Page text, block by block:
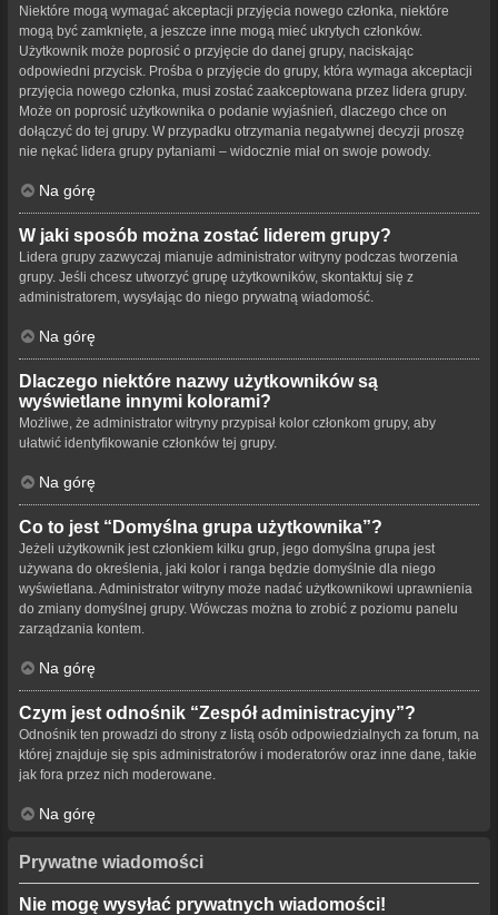
Niektóre mogą wymagać akceptacji przyjęcia nowego członka, niektóre
mogą być zamknięte, a jeszcze inne mogą mieć ukrytych członków.
Użytkownik może poprosić o przyjęcie do danej grupy, naciskając
odpowiedni przycisk. Prośba o przyjęcie do grupy, która wymaga akceptacji
przyjęcia nowego członka, musi zostać zaakceptowana przez lidera grupy.
Może on poprosić użytkownika o podanie wyjaśnień, dlaczego chce on
dołączyć do tej grupy. W przypadku otrzymania negatywnej decyzji proszę
nie nękać lidera grupy pytaniami – widocznie miał on swoje powody.
Na górę
W jaki sposób można zostać liderem grupy?
Lidera grupy zazwyczaj mianuje administrator witryny podczas tworzenia
grupy. Jeśli chcesz utworzyć grupę użytkowników, skontaktuj się z
administratorem, wysyłając do niego prywatną wiadomość.
Na górę
Dlaczego niektóre nazwy użytkowników są
wyświetlane innymi kolorami?
Możliwe, że administrator witryny przypisał kolor członkom grupy, aby
ułatwić identyfikowanie członków tej grupy.
Na górę
Co to jest “Domyślna grupa użytkownika”?
Jeżeli użytkownik jest członkiem kilku grup, jego domyślna grupa jest
używana do określenia, jaki kolor i ranga będzie domyślnie dla niego
wyświetlana. Administrator witryny może nadać użytkownikowi uprawnienia
do zmiany domyślnej grupy. Wówczas można to zrobić z poziomu panelu
zarządzania kontem.
Na górę
Czym jest odnośnik “Zespół administracyjny”?
Odnośnik ten prowadzi do strony z listą osób odpowiedzialnych za forum, na
której znajduje się spis administratorów i moderatorów oraz inne dane, takie
jak fora przez nich moderowane.
Na górę
Prywatne wiadomości
Nie mogę wysyłać prywatnych wiadomości!